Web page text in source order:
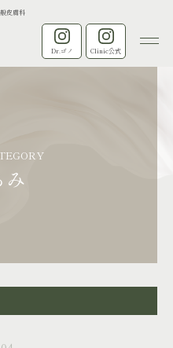
皮膚科
み
Dr.ゴノ Clinic公式